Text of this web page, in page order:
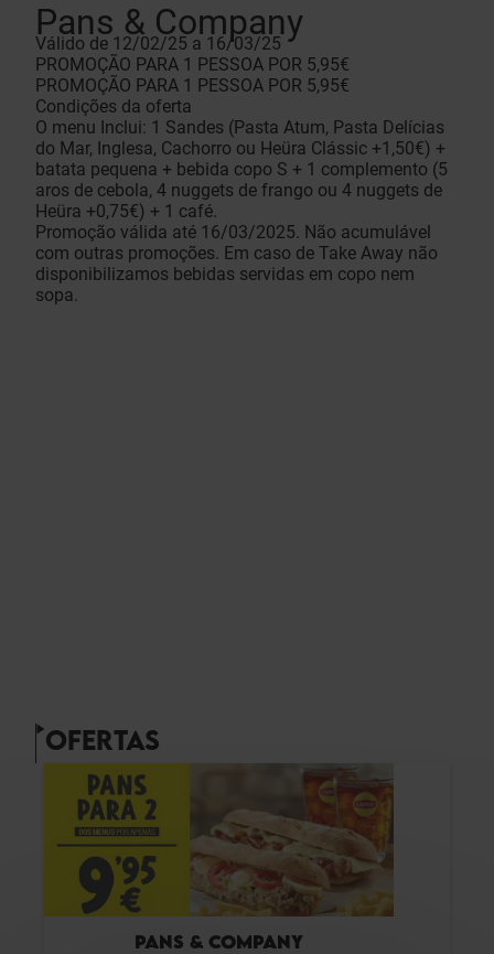
Pans & Company
Válido de 12/02/25 a 16/03/25
PROMOÇÃO PARA 1 PESSOA POR 5,95€
PROMOÇÃO PARA 1 PESSOA POR 5,95€
Condições da oferta
O menu Inclui: 1 Sandes (Pasta Atum, Pasta Delícias
do Mar, Inglesa, Cachorro ou Heüra Clássic +1,50€) +
batata pequena + bebida copo S + 1 complemento (5
aros de cebola, 4 nuggets de frango ou 4 nuggets de
Heüra +0,75€) + 1 café.
Promoção válida até 16/03/2025. Não acumulável
com outras promoções. Em caso de Take Away não
disponibilizamos bebidas servidas em copo nem
sopa.
OFERTAS
PANS & COMPANY